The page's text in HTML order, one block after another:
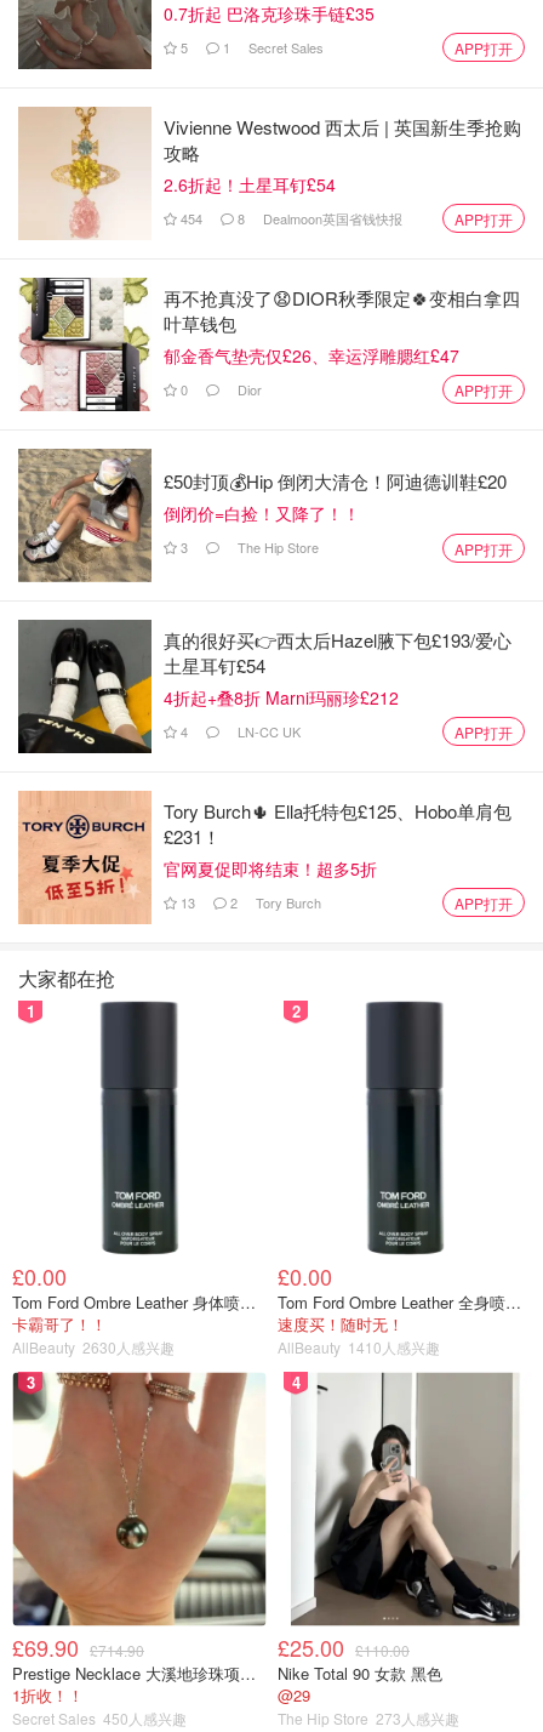
4⃣️Pixi果酸去角质化妆水，这款属于二次清洁的化妆水，有
那么一次我过敏了，用了这个就好了，但是毕竟还算是刷酸
心吊胆的，所以还是慎入，我都是痘痘闭口很多的时候才
用，平时皮肤状态好的时候不会经常拿出来用
推荐指数：🌸🌸🌸
好用！我一般都是用来湿敷，便宜大碗怎么敷都不心疼，我
的朋友也都很喜欢用这款！我也一定还会再回购！
种草愉快～🥰
我的2020上半年总结
0.7折起 巴洛克珍珠手链£35
5 1 Secret Sales APP打开
Vivienne Westwood 西太后 | 英国新生季抢购
攻略
2.6折起！土星耳钉£54
454 8 Dealmoon英国省钱快报 APP打开
再不抢真没了😧DIOR秋季限定🍀变相白拿四
叶草钱包
郁金香气垫壳仅£26、幸运浮雕腮红£47
0 Dior APP打开
£50封顶💰Hip 倒闭大清仓！阿迪德训鞋£20
倒闭价=白捡！又降了！！
3 The Hip Store APP打开
真的很好买👉西太后Hazel腋下包£193/爱心
土星耳钉£54
4折起+叠8折 Marni玛丽珍£212
4 LN-CC UK APP打开
Tory Burch🌵 Ella托特包£125、Hobo单肩包
£231！
官网夏促即将结束！超多5折
13 2 Tory Burch APP打开
大家都在抢
1
£0.00
Tom Ford Ombre Leather 身体喷雾 150ml
卡霸哥了！！
AllBeauty 2630人感兴趣
2
£0.00
Tom Ford Ombre Leather 全身喷雾 150ml
速度买！随时无！
AllBeauty 1410人感兴趣
3
£69.90 £714.90
Prestige Necklace 大溪地珍珠项链 10-11mm
1折收！！
Secret Sales 450人感兴趣
4
£25.00 £110.00
Nike Total 90 女款 黑色
@29
The Hip Store 273人感兴趣